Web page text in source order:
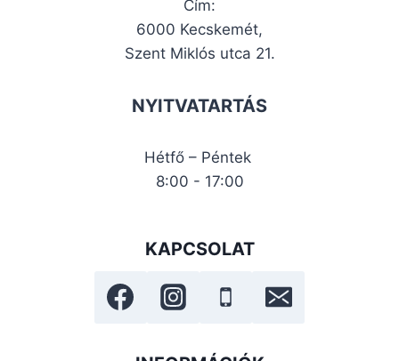
Cím:
6000 Kecskemét,
Szent Miklós utca 21.
NYITVATARTÁS
Hétfő – Péntek
8:00 - 17:00
KAPCSOLAT